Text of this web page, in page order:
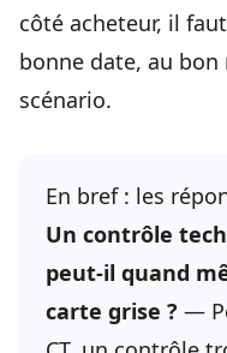
côté acheteur, il
bonne date, au
scénario.
En bref : les
Un contrôle
peut-il quand
carte grise ? —